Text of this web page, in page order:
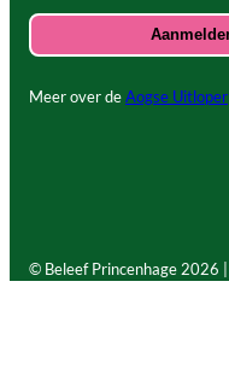
Meer over deAogse Uitloper
© Beleef Princenhage 2026 |